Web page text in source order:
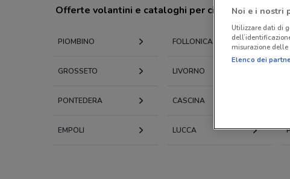
Offerte volantini e cataloghi per città nelle
PIOMBINO FOLLONICA
GROSSETO LIVORNO
PONTEDERA CASCINA
EMPOLI LUCCA
Noi e i nostri
Utilizzare dati di
misurazione delle
Elenco dei